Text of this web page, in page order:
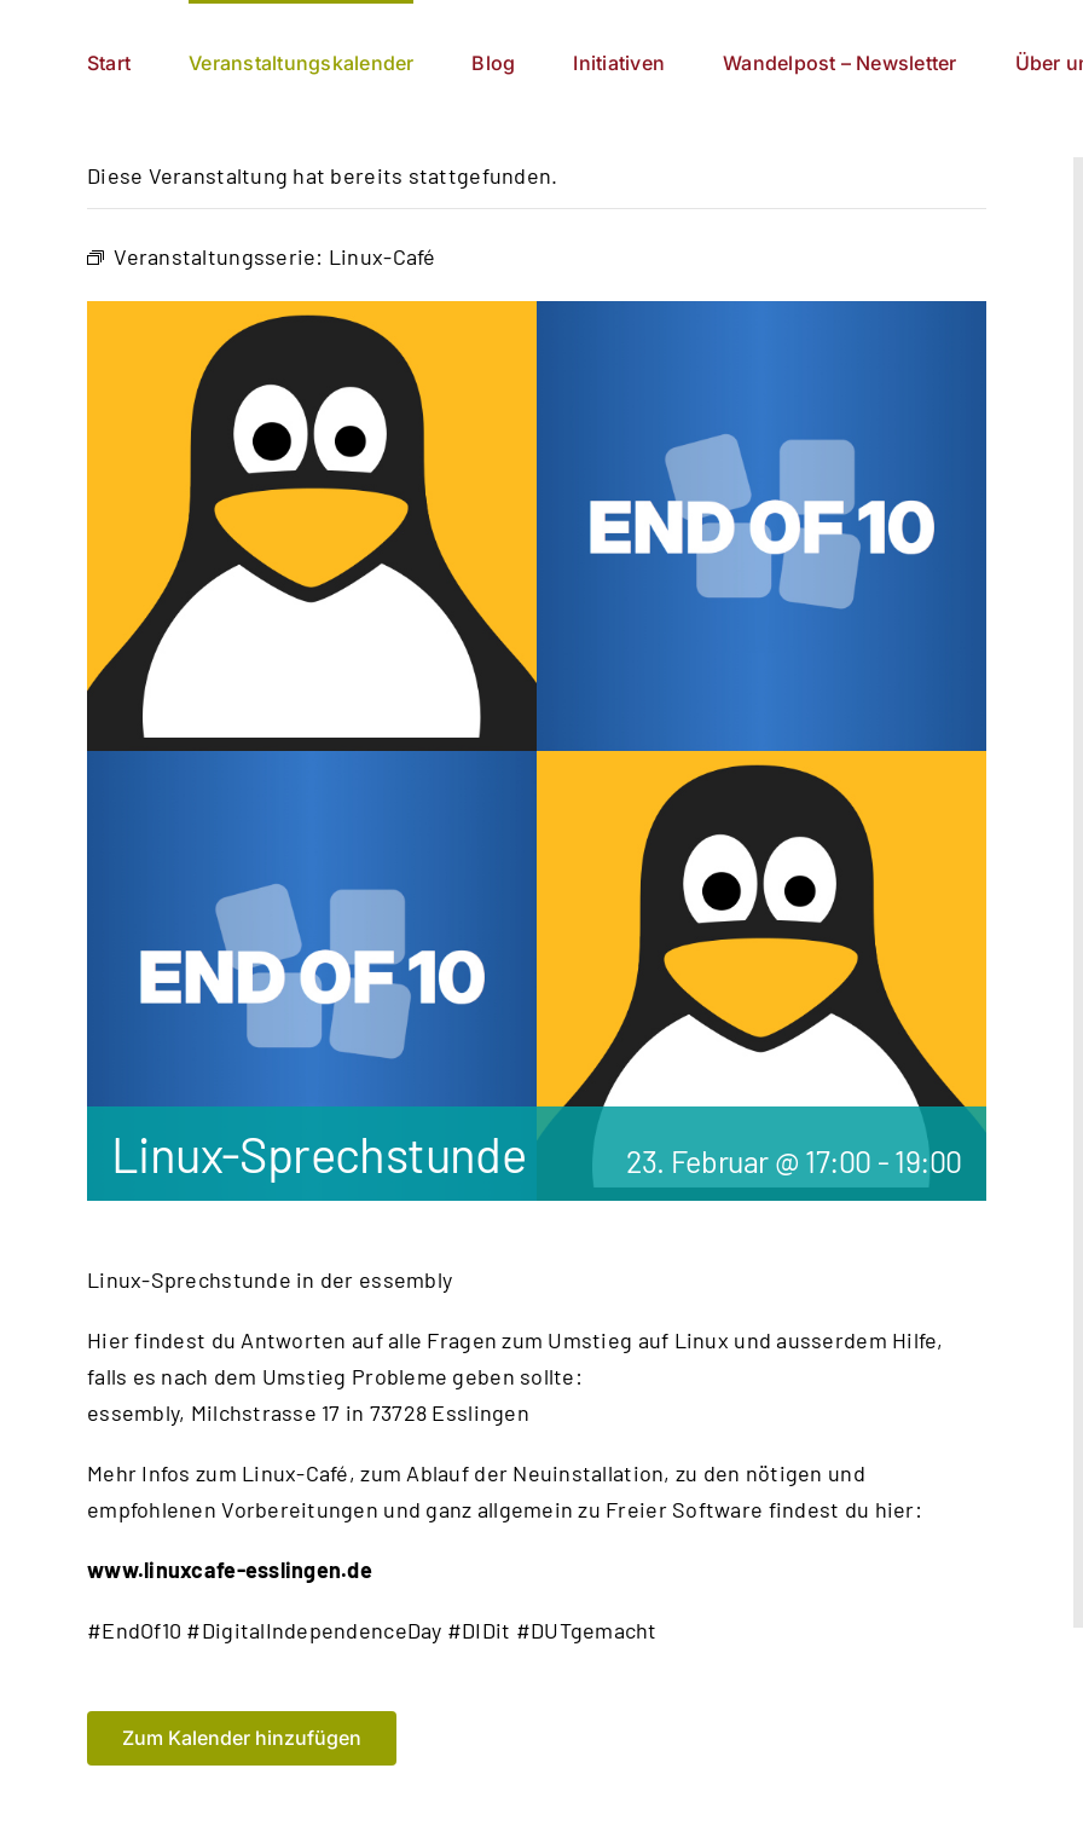
Start Veranstaltungskalender Blog Initiativen Wandelpost – Newsletter Über
Diese Veranstaltung hat bereits stattgefunden.
Veranstaltungsserie: Linux-Café
Linux-Sprechstunde 23. Februar @ 17:00 - 19:00
Linux-Sprechstunde in der essembly
Hier findest du Antworten auf alle Fragen zum Umstieg auf Linux und ausserdem Hilfe,
falls es nach dem Umstieg Probleme geben sollte:
essembly, Milchstrasse 17 in 73728 Esslingen
Mehr Infos zum Linux-Café, zum Ablauf der Neuinstallation, zu den nötigen und
empfohlenen Vorbereitungen und ganz allgemein zu Freier Software findest du hier:
www.linuxcafe-esslingen.de
#EndOf10 #DigitalIndependenceDay #DIDit #DUTgemacht
Zum Kalender hinzufügen